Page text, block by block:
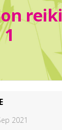
reiki
2021